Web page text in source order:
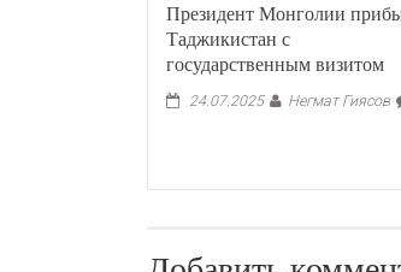
Президент Монголии
Таджикистан с
государственным визитом
24.07.2025 Негмат Гиясов